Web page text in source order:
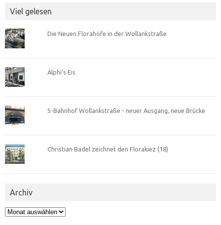
Viel gelesen
Die Neuen Florahöfe in der Wollankstraße
Alphi’s Eis
S-Bahnhof Wollankstraße - neuer Ausgang, neue Brücke
Christian Badel zeichnet den Florakiez (18)
Archiv
Archiv